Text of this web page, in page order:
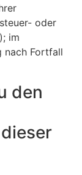
oder
im
nach Fortfall
den